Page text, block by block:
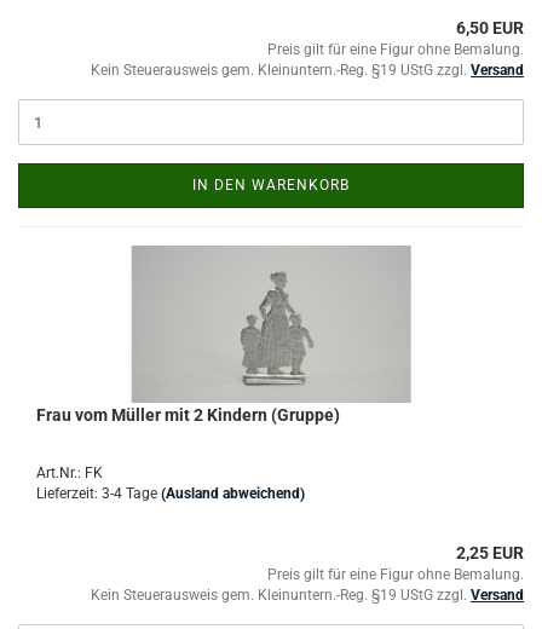
6,50 EUR
Preis gilt für eine Figur ohne Bemalung.
Kein Steuerausweis gem. Kleinuntern.-Reg. §19 UStG zzgl. Versand
IN DEN WARENKORB
Frau vom Müller mit 2 Kindern (Gruppe)
Art.Nr.: FK
Lieferzeit: 3-4 Tage (Ausland abweichend)
2,25 EUR
Preis gilt für eine Figur ohne Bemalung.
Kein Steuerausweis gem. Kleinuntern.-Reg. §19 UStG zzgl. Versand